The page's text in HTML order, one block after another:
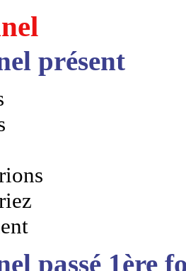
présent
passé 1ère